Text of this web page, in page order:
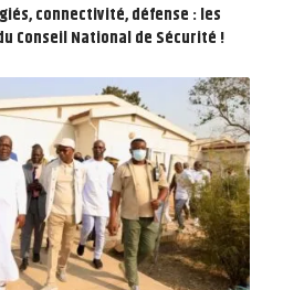
connectivité, défense : les
Conseil National de Sécurité !